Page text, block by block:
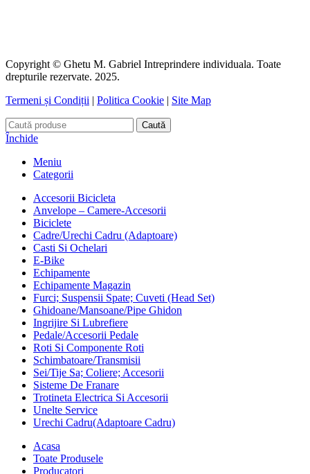
Copyright © Ghetu M. Gabriel Intreprindere individuala. Toate
drepturile rezervate. 2025.
Termeni și Condiții | Politica Cookie | Site Map
Caută
Închide
Meniu
Categorii
Accesorii Bicicleta
Anvelope – Camere-Accesorii
Biciclete
Cadre/Urechi Cadru (Adaptoare)
Casti Si Ochelari
E-Bike
Echipamente
Echipamente Magazin
Furci; Suspensii Spate; Cuveti (Head Set)
Ghidoane/Mansoane/Pipe Ghidon
Ingrijire Si Lubrefiere
Pedale/Accesorii Pedale
Roti Si Componente Roti
Schimbatoare/Transmisii
Sei/Tije Sa; Coliere; Accesorii
Sisteme De Franare
Trotineta Electrica Si Accesorii
Unelte Service
Urechi Cadru(Adaptoare Cadru)
Acasa
Toate Produsele
Producatori